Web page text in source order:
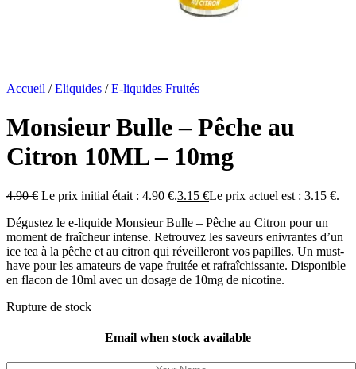
Accueil / Eliquides / E-liquides Fruités
Monsieur Bulle – Pêche au
Citron 10ML – 10mg
4.90€ Le prix initial était : 4.90 €.3.15 €Le prix actuel est : 3.15 €.
Dégustez le e-liquide Monsieur Bulle – Pêche au Citron pour un
moment de fraîcheur intense. Retrouvez les saveurs enivrantes d’un
ice tea à la pêche et au citron qui réveilleront vos papilles. Un must-
have pour les amateurs de vape fruitée et rafraîchissante. Disponible
en flacon de 10ml avec un dosage de 10mg de nicotine.
Rupture de stock
Email when stock available